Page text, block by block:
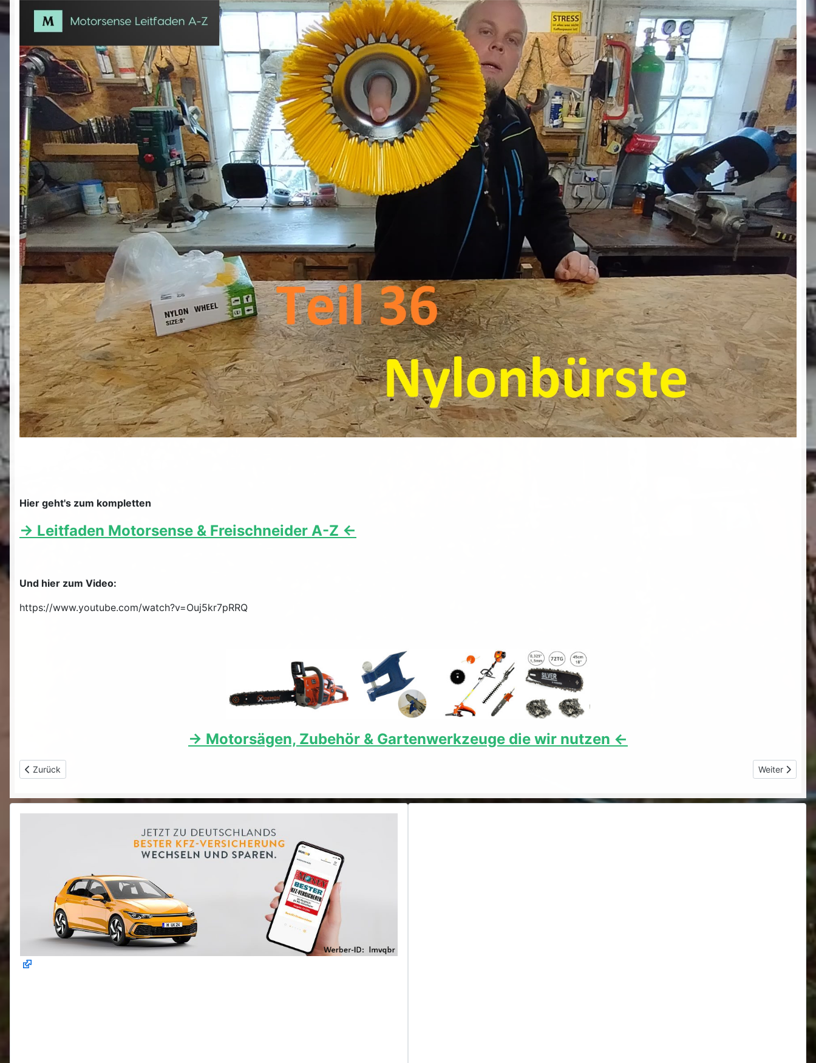
Hier geht's zum kompletten
-> Leitfaden Motorsense & Freischneider A-Z <-
Und hier zum Video:
https://www.youtube.com/watch?v=Ouj5kr7pRRQ
-> Motorsägen, Zubehör & Gartenwerkzeuge die wir nutzen <-
Vorheriger Beitrag: Motorsense Leitfaden 38 - Bäume fällen mit dem Freischneider? Kreissägeblatt mit 40 Hartmetall-Zähnen
Zurück Nächster
Weiter